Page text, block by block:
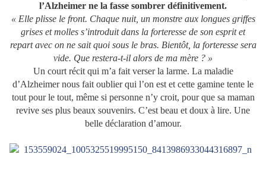
l’Alzheimer ne la fasse sombrer définitivement.
« Elle plisse le front. Chaque nuit, un monstre aux longues griffes
grises et molles s’introduit dans la forteresse de son esprit et
repart avec on ne sait quoi sous le bras. Bientôt, la forteresse sera
vide. Que restera-t-il alors de ma mère ? »
Un court récit qui m’a fait verser la larme. La maladie
d’Alzheimer nous fait oublier qui l’on est et cette gamine tente le
tout pour le tout, même si personne n’y croit, pour que sa maman
revive ses plus beaux souvenirs. C’est beau et doux à lire. Une
belle déclaration d’amour.